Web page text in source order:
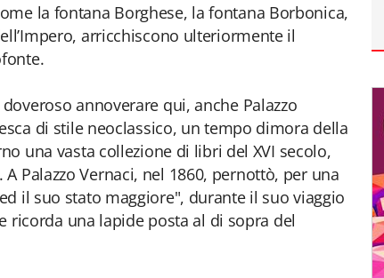
la fontana Borghese, la fontana Borbonica,
arricchiscono ulteriormente il
annoverare qui, anche Palazzo
di stile neoclassico, un tempo dimora della
una vasta collezione di libri del XVI secolo,
Palazzo Vernaci, nel 1860, pernottò, per una
ed il suo stato maggiore", durante il suo viaggio
ricorda una lapide posta al di sopra del